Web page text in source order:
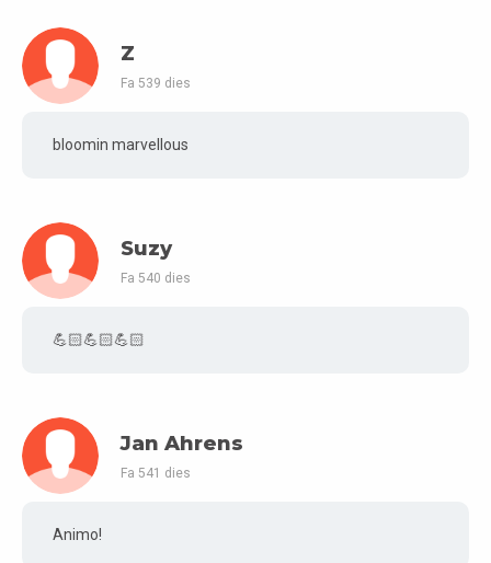
Z
Fa 539 dies
bloomin marvellous
Suzy
Fa 540 dies
💪🏻💪🏻💪🏻
Jan Ahrens
Fa 541 dies
Animo!